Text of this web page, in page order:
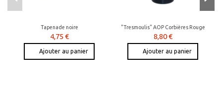
Tapenade noire
4,75 €
Ajouter au panier
"Tresmoulis" AOP Corbières Rouge
8,80 €
Ajouter au panier